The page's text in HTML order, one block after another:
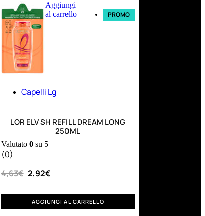
Aggiungi
al carrello
PROMO
Capelli Lg
LOR ELV SH REFILL DREAM LONG
250ML
Valutato 0su 5
(0)
4,63€ 2,92€
AGGIUNGI AL CARRELLO